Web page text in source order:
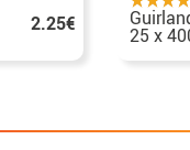
2.25€ 25 x